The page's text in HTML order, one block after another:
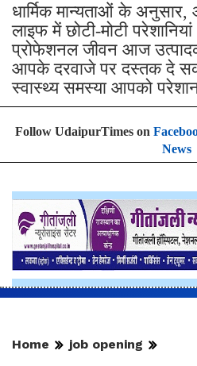
धार्मिक मान्यताओं के
लाइफ में छोटी-मोटी
प्रोफेशनल जीवन आज
आपके दरवाजे पर दस्तक दे
स्वास्थ्य समस्या आपको
Follow UdaipurTimes on
News
Home job opening